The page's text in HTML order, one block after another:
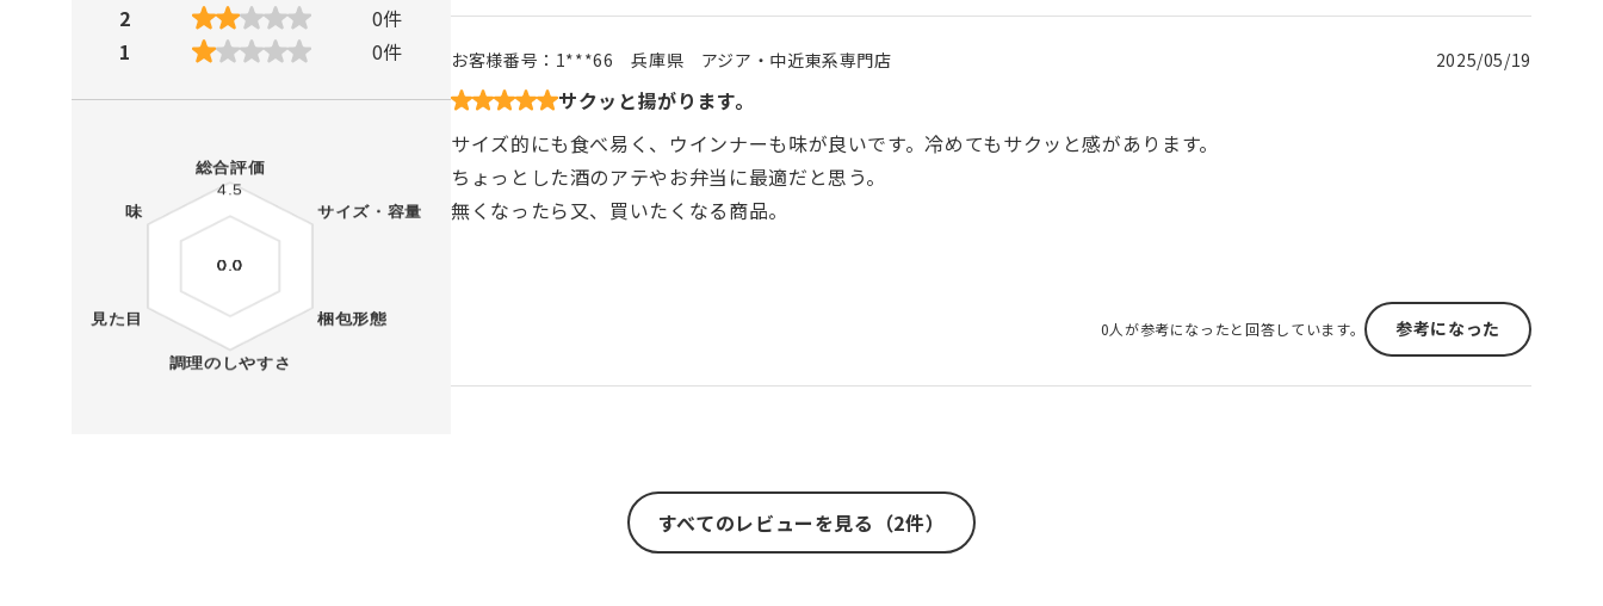
2
0件
1
0件 お客様番号： 1***66 兵庫県 アジア・中近東系専門店 2025/05/19
サクッと揚がります。
サイズ的にも食べ易く、ウインナーも味が良いです。冷めてもサクッと感があります。
ちょっとした酒のアテやお弁当に最適だと思う。
無くなったら又、買いたくなる商品。
0人が参考になったと回答しています。 参考になった
すべてのレビューを見る（2件）